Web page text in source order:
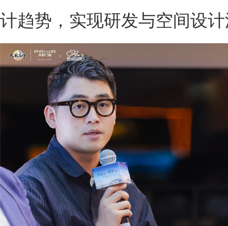
计趋势，实现研发与空间设